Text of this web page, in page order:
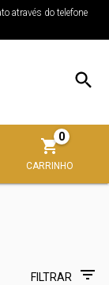
através do telefone
CARRINHO
0
FILTRAR